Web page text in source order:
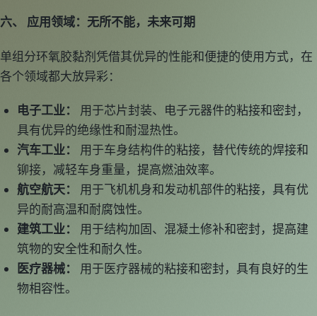
六、 应用领域：无所不能，未来可期
单组分环氧胶黏剂凭借其优异的性能和便捷的使用方式，在
各个领域都大放异彩：
电子工业：
用于芯片封装、电子元器件的粘接和密封，
具有优异的绝缘性和耐湿热性。
汽车工业：
用于车身结构件的粘接，替代传统的焊接和
铆接，减轻车身重量，提高燃油效率。
航空航天：
用于飞机机身和发动机部件的粘接，具有优
异的耐高温和耐腐蚀性。
建筑工业：
用于结构加固、混凝土修补和密封，提高建
筑物的安全性和耐久性。
医疗器械：
用于医疗器械的粘接和密封，具有良好的生
物相容性。